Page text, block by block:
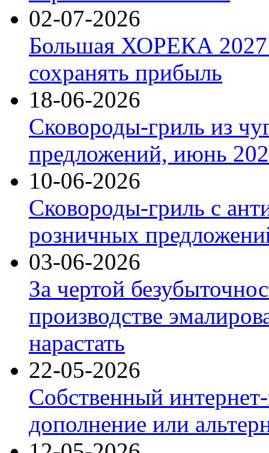
02-07-2026
Большая ХОРЕКА 2027:
сохранять прибыль
18-06-2026
Сковороды-гриль из
предложений, июнь
10-06-2026
Сковороды-гриль с
розничных
03-06-2026
За чертой
производстве
нарастать
22-05-2026
Собственный
дополнение или